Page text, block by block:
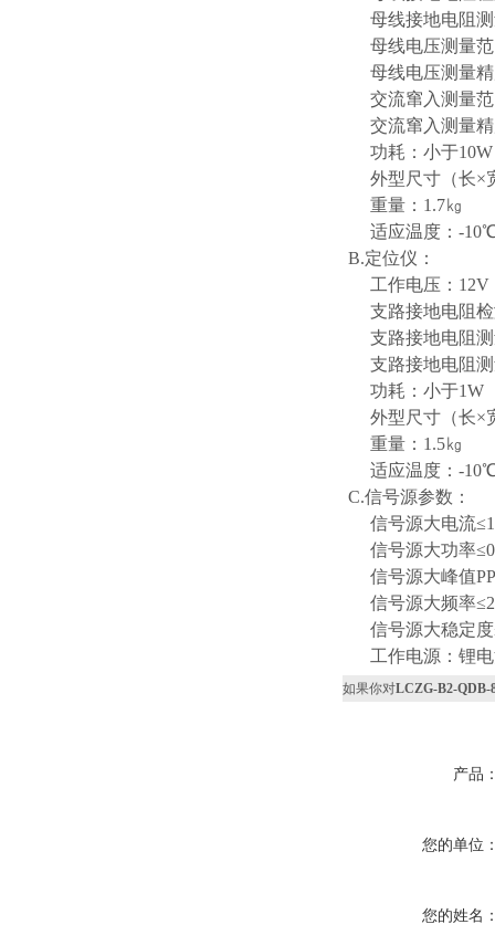
母线接地电阻测
母线电压测量范
母线电压测量精
交流窜入测量范
交流窜入测量精
功耗：小于10W
外型尺寸（长×
重量：1.7㎏
适应温度
B.定位仪：
工作电压：12V
支路接地电阻检
支路接地电阻测
支路接地电阻测
功耗：小于1W
外型尺寸（长×
重量：1.5㎏
适应温度：-
C.信号源参数：
信号源大电流
信号源大功率
信号源大峰值
信号源大频率
信号源大稳定度
工作电源：锂电
如果你对LCZG-B2-QDB-
产品
您的单位
您的姓名